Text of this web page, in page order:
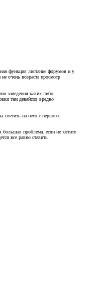
функция листание форумов и у
очень возраста просмотр
заведения каких либо
там девайсов вредно
на него с первого.
большая проблема. если не хотите
все равно ставить